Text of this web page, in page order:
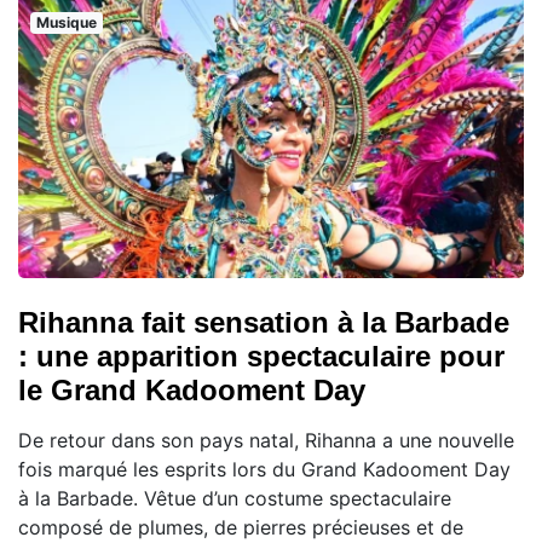
Musique
Rihanna fait sensation à la Barbade
: une apparition spectaculaire pour
le Grand Kadooment Day
De retour dans son pays natal, Rihanna a une nouvelle
fois marqué les esprits lors du Grand Kadooment Day
à la Barbade. Vêtue d’un costume spectaculaire
composé de plumes, de pierres précieuses et de